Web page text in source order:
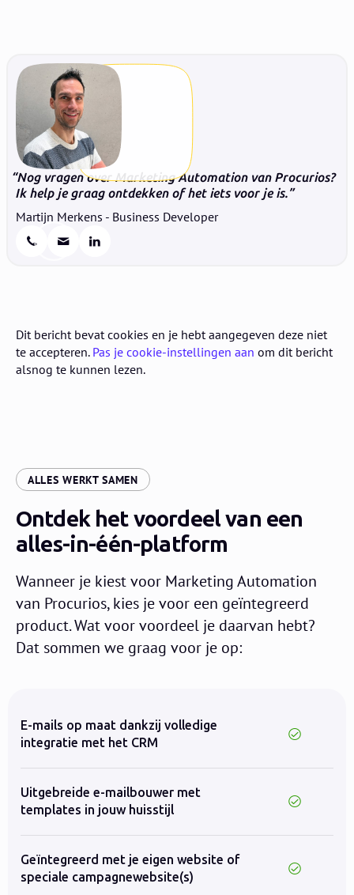
Nog vragen over Marketing Automation van Procurios?
Ik help je graag ontdekken of het iets voor je is.
Martijn Merkens - Business Developer
Dit bericht bevat cookies en je hebt aangegeven deze niet
te accepteren. Pas je cookie-instellingen aan om dit bericht
alsnog te kunnen lezen.
ALLES WERKT SAMEN:
Ontdek het voordeel van een
alles-in-één-platform
Wanneer je kiest voor Marketing Automation
van Procurios, kies je voor een geïntegreerd
product. Wat voor voordeel je daarvan hebt?
Dat sommen we graag voor je op:
E-mails op maat dankzij volledige
integratie met het CRM
Uitgebreide e-mailbouwer met
templates in jouw huisstijl
Geïntegreerd met je eigen website of
speciale campagnewebsite(s)